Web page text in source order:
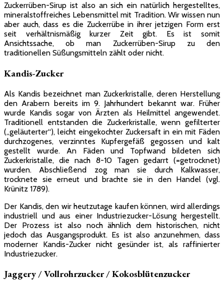
Zuckerrüben-Sirup ist also an sich ein natürlich hergestelltes,
mineralstoffreiches Lebensmittel mit Tradition. Wir wissen nun
aber auch, dass es die Zuckerrübe in ihrer jetzigen Form erst
seit verhältnismäßig kurzer Zeit gibt. Es ist somit
Ansichtssache, ob man Zuckerrüben-Sirup zu den
traditionellen Süßungsmitteln zählt oder nicht.
Kandis-Zucker
Als Kandis bezeichnet man Zuckerkristalle, deren Herstellung
den Arabern bereits im 9. Jahrhundert bekannt war. Früher
wurde Kandis sogar von Ärzten als Heilmittel angewendet.
Traditionell entstanden die Zuckerkristalle, wenn gefilterter
(„geläuterter“), leicht eingekochter Zuckersaft in ein mit Fäden
durchzogenes, verzinntes Kupfergefäß gegossen und kalt
gestellt wurde. An Fäden und Topfwand bildeten sich
Zuckerkristalle, die nach 8-10 Tagen gedarrt (=getrocknet)
wurden. Abschließend zog man sie durch Kalkwasser,
trocknete sie erneut und brachte sie in den Handel (vgl.
Krünitz 1789).
Der Kandis, den wir heutzutage kaufen können, wird allerdings
industriell und aus einer Industriezucker-Lösung hergestellt.
Der Prozess ist also noch ähnlich dem historischen, nicht
jedoch das Ausgangsprodukt. Es ist also anzunehmen, dass
moderner Kandis-Zucker nicht gesünder ist, als raffinierter
Industriezucker.
Jaggery / Vollrohrzucker / Kokosblütenzucker